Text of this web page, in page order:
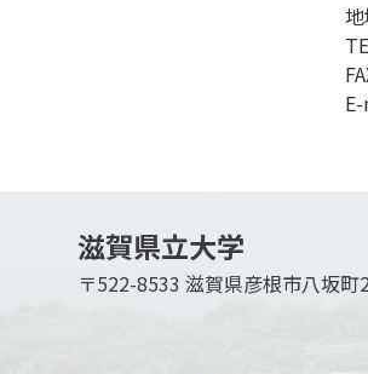
滋賀県立大学
〒522-8533 滋賀県彦根市八坂